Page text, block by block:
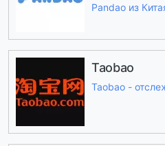
Pandao из
Taobao
Taobao -